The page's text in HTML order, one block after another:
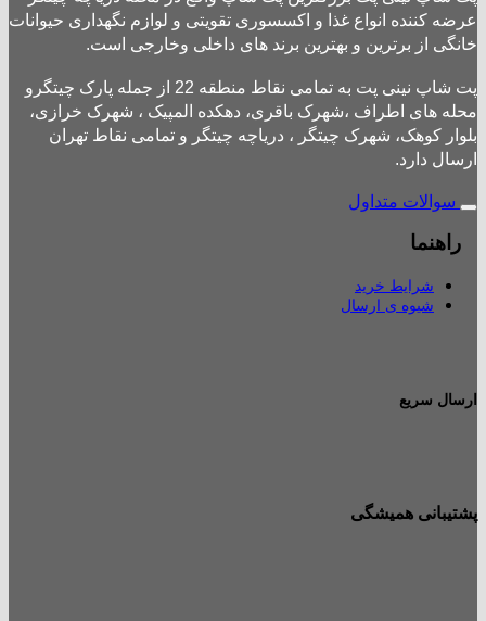
عرضه کننده انواع غذا و اکسسوری تقویتی و لوازم نگهداری حیوانات
خانگی از برترین و بهترین برند های داخلی وخارجی است.
پت شاپ نینی پت به تمامی نقاط منطقه 22 از جمله پارک چیتگرو
محله های اطراف ،شهرک باقری، دهکده المپیک ، شهرک خرازی،
بلوار کوهک، شهرک چیتگر ، دریاچه چیتگر و تمامی نقاط تهران
ارسال دارد.
سوالات متداول
راهنما
شرایط خرید
شیوه ی ارسال
ارسال سریع
پشتیبانی همیشگی